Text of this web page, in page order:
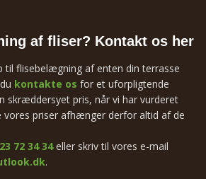
af fliser? Kontakt os her
flisebelægning af enten din terrasse
kontakte os for et uforpligtende
skræddersyet pris, når vi har vurderet
vores priser afhænger derfor altid af de
23 72 34 34eller skriv til vores e-mail
.